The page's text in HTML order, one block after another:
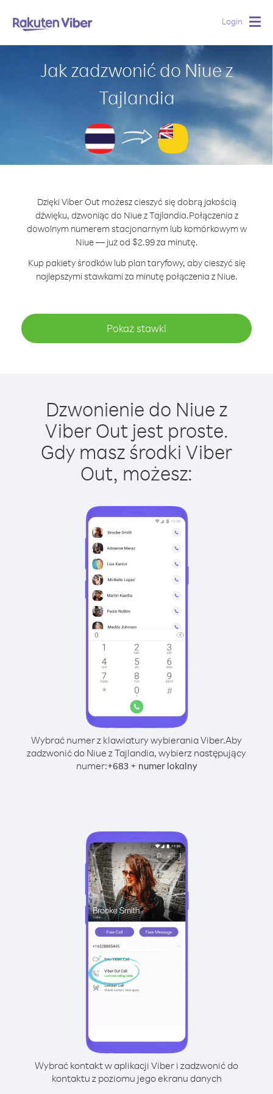
Login
Jak zadzwonić do Niue z
Tajlandia
Dzięki Viber Out możesz cieszyć się dobrą jakością
dźwięku, dzwoniąc do Niue z Tajlandia.Połączenia z
dowolnym numerem stacjonarnym lub komórkowym w
Niue — już od $2.99 za minutę.
Kup pakiety środków lub plan taryfowy, aby cieszyć się
najlepszymi stawkami za minutę połączenia z Niue.
Pokaż stawki
Dzwonienie do Niue z
Viber Out jest proste.
Gdy masz środki Viber
Out, możesz:
Wybrać numer z klawiatury wybierania Viber.Aby
zadzwonić do Niue z Tajlandia, wybierz następujący
numer:+683+ numer lokalny
Wybrać kontakt w aplikacji Viber i zadzwonić do
kontaktu z poziomu jego ekranu danych